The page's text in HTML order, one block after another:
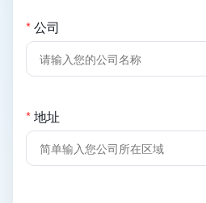
*公司
*地址